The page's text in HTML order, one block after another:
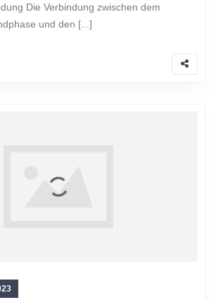
Die Verbindung zwischen dem
und den [...]